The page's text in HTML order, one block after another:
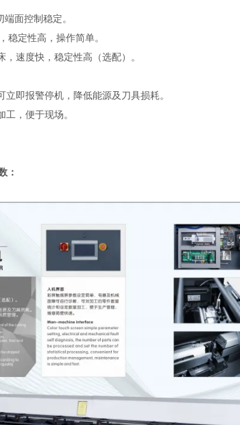
面控制稳定。
稳定性高，操作简单。
速度快，稳定性高（选配）。
即报警停机，降低能源及刀具损耗。
，便于现场。
：